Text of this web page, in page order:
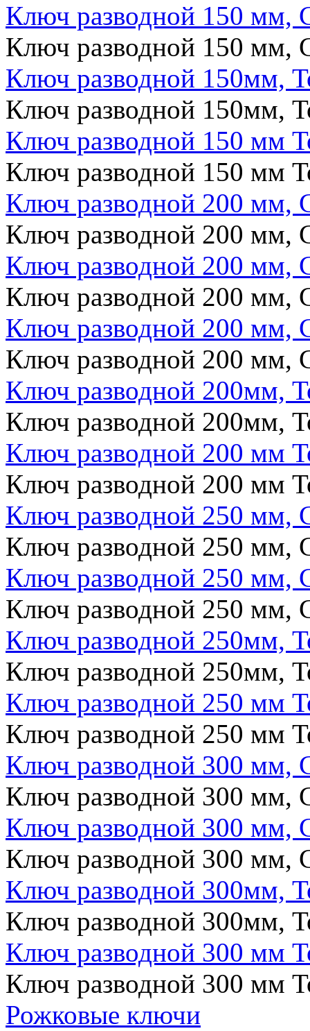
Ключ разводной 150 мм,
Ключ разводной 150 мм,
Ключ разводной 150мм,
Ключ разводной 150мм,
Ключ разводной 150 мм
Ключ разводной 150 мм
Ключ разводной 200 мм,
Ключ разводной 200 мм,
Ключ разводной 200 мм,
Ключ разводной 200 мм,
Ключ разводной 200 мм,
Ключ разводной 200 мм,
Ключ разводной 200мм,
Ключ разводной 200мм,
Ключ разводной 200 мм
Ключ разводной 200 мм
Ключ разводной 250 мм,
Ключ разводной 250 мм,
Ключ разводной 250 мм,
Ключ разводной 250 мм,
Ключ разводной 250мм,
Ключ разводной 250мм,
Ключ разводной 250 мм
Ключ разводной 250 мм
Ключ разводной 300 мм,
Ключ разводной 300 мм,
Ключ разводной 300 мм,
Ключ разводной 300 мм,
Ключ разводной 300мм,
Ключ разводной 300мм,
Ключ разводной 300 мм
Ключ разводной 300 мм
Рожковые ключи